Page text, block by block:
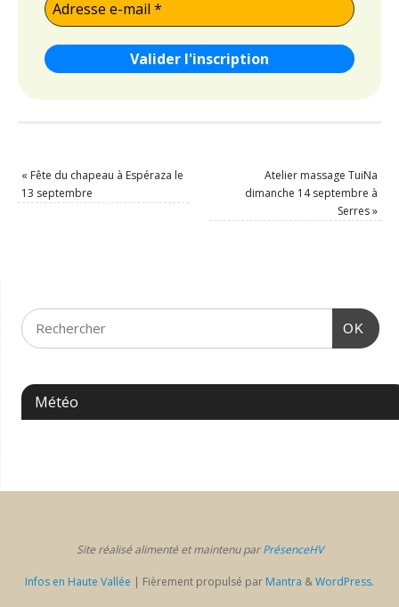
« Fête du chapeau à Espéraza le
13 septembre
Atelier massage TuiNa
dimanche 14 septembre à
Serres»
OK
Météo
Site réalisé alimenté et maintenu parPrésenceHV
Infos en Haute Vallée | Fièrement propulsé par Mantra &WordPress.